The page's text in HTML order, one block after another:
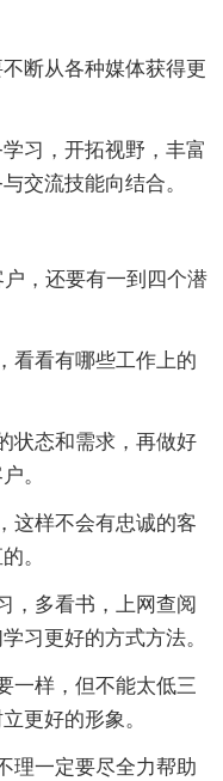
断从各种媒体获得更
习，开拓视野，丰富
交流技能向结合。
，还要有一到四个潜
看看有哪些工作上的
状态和需求，再做好
。
这样不会有忠诚的客
。
，多看书，上网查阅
习更好的方式方法。
一样，但不能太低三
更好的形象。
理一定要尽全力帮助